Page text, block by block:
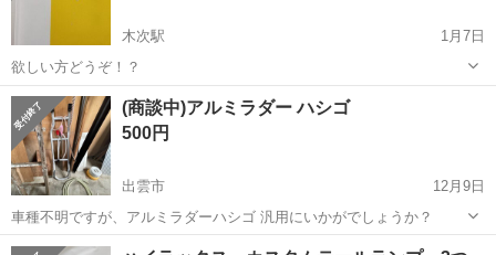
木次駅
1月7日
欲しい方どうぞ！？
島根 雲南市 木次駅 外装、車外用品
(商談中)アルミラダー ハシゴ
500円
出雲市
12月9日
車種不明ですが、アルミラダーハシゴ 汎用にいかがでしょうか？
島根 出雲市 外装、車外用品 アルミラダー